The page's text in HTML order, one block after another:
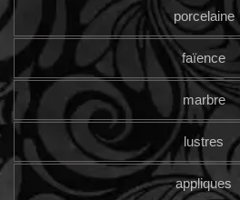
porcelaine
faïence
marbre
lustres
appliques